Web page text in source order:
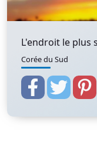
L'endroit le plus
Corée du Sud